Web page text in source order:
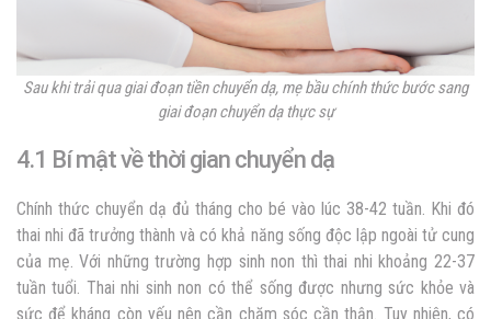
Sau khi trải qua giai đoạn tiền chuyển dạ, mẹ bầu chính thức bước sang
giai đoạn chuyển dạ thực sự
4.1 Bí mật về thời gian chuyển dạ
Chính thức chuyển dạ đủ tháng cho bé vào lúc 38-42 tuần. Khi đó
thai nhi đã trưởng thành và có khả năng sống độc lập ngoài tử cung
của mẹ. Với những trường hợp sinh non thì thai nhi khoảng 22-37
tuần tuổi. Thai nhi sinh non có thể sống được nhưng sức khỏe và
sức để kháng còn yếu nên cần chăm sóc cần thận. Tuy nhiên, có